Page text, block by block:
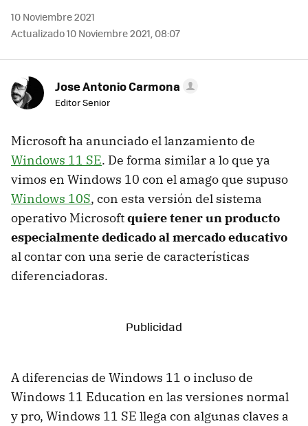
10 Noviembre 2021
Actualizado 10 Noviembre 2021, 08:07
Jose Antonio Carmona
Editor Senior
Microsoft ha anunciado el lanzamiento de
Windows 11 SE. De forma similar a lo que ya
vimos en Windows 10 con el amago que supuso
Windows 10S, con esta versión del sistema
operativo Microsoftquiere tener un producto
especialmente dedicado al mercado educativo
al contar con una serie de características
diferenciadoras.
A diferencias de Windows 11 o incluso de
Windows 11 Education en las versiones normal
y pro, Windows 11 SE llega con algunas claves a